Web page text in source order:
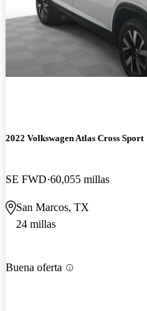
2022 Volkswagen Atlas Cross Sport
SE FWD 60,055 millas
San Marcos, TX
24 millas
Buena oferta